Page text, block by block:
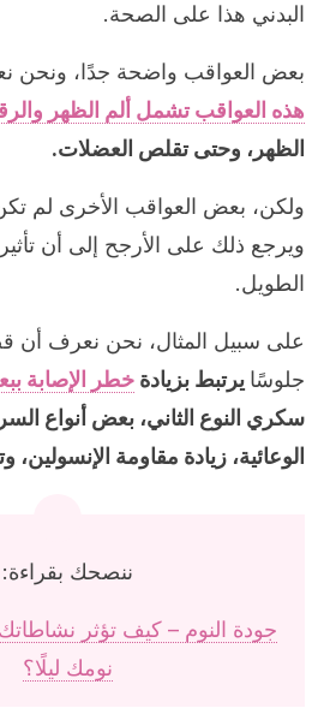
البدني هذا على الصحة.
بعض العواقب واضحة جدًا، ونحن
هذه العواقب تشمل ألم الظهر
الظهر، وحتى تقلص العضلات.
ولكن، بعض العواقب الأخرى لم
ويرجع ذلك على الأرجح إلى أن
الطويل.
على سبيل المثال، نحن نعرف أن
جلوسًا يرتبط بزيادة خطر الإصابة
سكري النوع الثاني، بعض أنواع
الوعائية، زيادة مقاومة
ننصحك بقراءة:
جودة النوم – كيف تؤثر
نومك ليلًا؟